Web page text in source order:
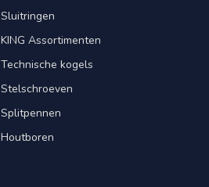
Sluitringen
KING Assortimenten
Technische kogels
Stelschroeven
Splitpennen
Houtboren